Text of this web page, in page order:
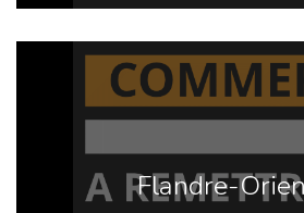
Flandre-